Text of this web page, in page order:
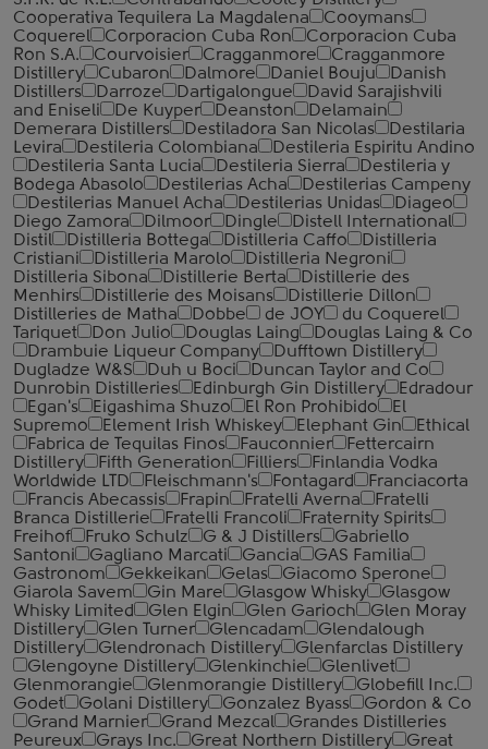
Cooperativa Tequilera La Magdalena
Cooymans
Coquerel
Corporacion Cuba Ron
Corporacion Cuba
Ron S.A.
Courvoisier Cragganmore
Cragganmore
Distillery
Cubaron Dalmore Daniel Bouju
Danish
Distillers
Darroze Dartigalongue
David Sarajishvili
and Eniseli
De Kuyper Deanston
Delamain
Demerara Distillers
Destiladora San Nicolas
Destilaria
Levira
Destileria Colombiana
Destileria Espiritu Andino
Destileria Santa Lucia
Destileria Sierra
Destileria y
Bodega Abasolo
Destilerias Acha
Destilerias Campeny
Destilerias Manuel Acha
Destilerias Unidas
Diageo
Diego Zamora
Dilmoor Dingle
Distell International
Distil
Distilleria Bottega Distilleria Caffo
Distilleria
Cristiani
Distilleria Marolo
Distilleria Negroni
Distilleria Sibona
Distillerie Berta
Distillerie des
Menhirs
Distillerie des Moisans
Distillerie Dillon
Distilleries de Matha
Dobbe de JOY
du Coquerel
Tariquet
Don Julio Douglas Laing
Douglas Laing & Co
Drambuie Liqueur Company
Dufftown Distillery
Dugladze W&S
Duh u Boci
Duncan Taylor and Co
Dunrobin Distilleries
Edinburgh Gin Distillery
Edradour
Egan's
Eigashima Shuzo El Ron Prohibido
El
Supremo
Element Irish Whiskey Elephant Gin
Ethical
Fabrica de Tequilas Finos
Fauconnier
Fettercairn
Distillery
Fifth Generation Filliers
Finlandia Vodka
Worldwide LTD
Fleischmann's Fontagard
Franciacorta
Francis Abecassis
Frapin Fratelli Averna
Fratelli
Branca Distillerie
Fratelli ‎Francoli
Fraternity Spirits
Freihof
Fruko Schulz G & J Distillers
Gabriello
Santoni
Gagliano Marcati Gancia
GAS Familia
Gastronom
Gekkeikan Gelas
Giacomo Sperone
Giarola Savem
Gin Mare Glasgow Whisky
Glasgow
Whisky Limited
Glen Elgin Glen Garioch
Glen Moray
Distillery
Glen Turner Glencadam
Glendalough
Distillery
Glendronach Distillery
Glenfarclas Distillery
Glengoyne Distillery
Glenkinchie
Glenlivet
Glenmorangie
Glenmorangie Distillery
Globefill Inc.
Godet
Golani Distillery Gonzalez Byass
Gordon & Co
Grand Marnier
Grand Mezcal
Grandes Distilleries
Peureux
Grays Inc. Great Northern Distillery
Great